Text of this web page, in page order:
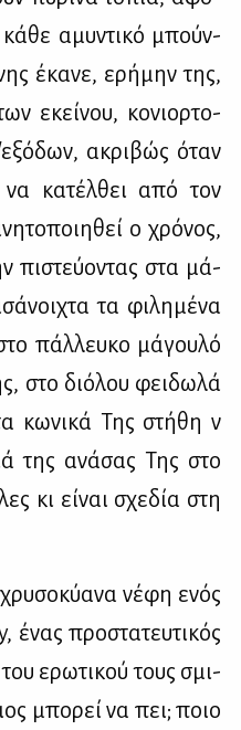
αμυ­ντι­κό μπούν­
έκα­νε, ερή­μην της,
εκεί­νου, κο­νιορ­το­
ακρι­βώς όταν
να κα­τέλ­θει από τον
ο χρό­νος,
πι­στεύ­ο­ντας στα μά­
τα φι­λη­μέ­να
πάλ­λευ­κο μά­γου­λό
στο διό­λου φει­δω­λά
κω­νι­κά Της στή­θη ν᾽
της ανά­σας Της στο
κι εί­ναι σχε­δία στη
χρυ­σο­κύ­α­να νέ­φη ενός
προ­στα­τευ­τι­κός
ερω­τι­κού τους σμι­
μπο­ρεί να πει; ποιο